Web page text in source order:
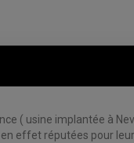
( usine implantée à
effet réputées pour